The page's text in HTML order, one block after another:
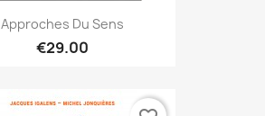
Approches Du Sens
€29.00